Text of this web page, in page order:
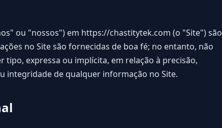
ou "nossos") em https://chastitytek.com (o "Site") são
no Site são fornecidas de boa fé; no entanto, não
expressa ou implícita, em relação à precisão,
integridade de qualquer informação no Site.